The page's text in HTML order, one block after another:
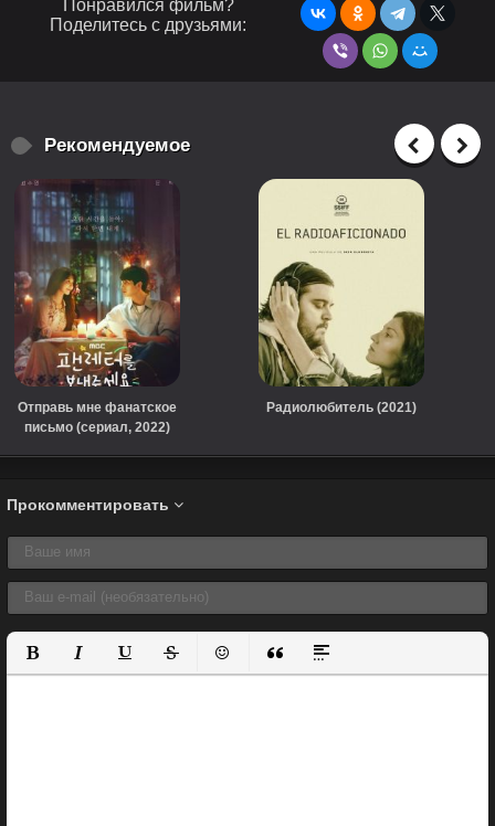
Понравился фильм?
Поделитесь с друзьями:
Рекомендуемое
Отправь мне фанатское
письмо (сериал, 2022)
Радиолюбитель (2021)
Прокомментировать
Полужирный
КурсивПодчеркнутый
ЗачеркнутыйВставить смайлик
Вставка цитаты
Вставка спойлера